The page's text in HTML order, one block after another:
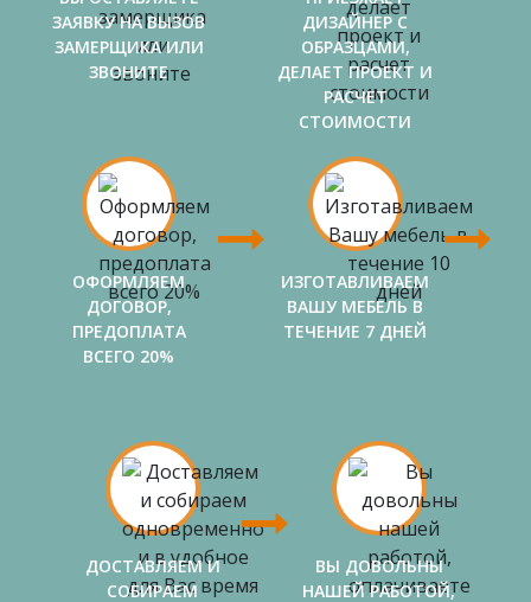
ЗАЯВКУ НА ВЫЗОВ
ЗАМЕРЩИКА ИЛИ
ЗВОНИТЕ
ДИЗАЙНЕР С
ОБРАЗЦАМИ,
ДЕЛАЕТ ПРОЕКТ И
РАСЧЕТ
СТОИМОСТИ
ОФОРМЛЯЕМ
ДОГОВОР,
ПРЕДОПЛАТА
ВСЕГО 20%
ИЗГОТАВЛИВАЕМ
ВАШУ МЕБЕЛЬ В
ТЕЧЕНИЕ 7 ДНЕЙ
ДОСТАВЛЯЕМ И
СОБИРАЕМ
ВЫ ДОВОЛЬНЫ
НАШЕЙ РАБОТОЙ,